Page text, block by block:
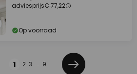
adviesprijs€ 77,22
Op voorraad
1 2 3 ... 9
Volgende